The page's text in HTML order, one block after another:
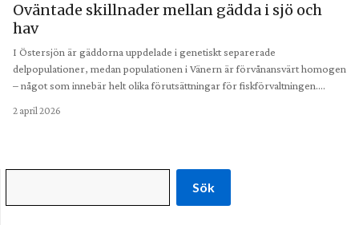
Oväntade skillnader mellan gädda i sjö och
hav
I Östersjön är gäddorna uppdelade i genetiskt separerade
delpopulationer, medan populationen i Vänern är förvånansvärt homogen
– något som innebär helt olika förutsättningar för fiskförvaltningen.…
2 april 2026
Sök